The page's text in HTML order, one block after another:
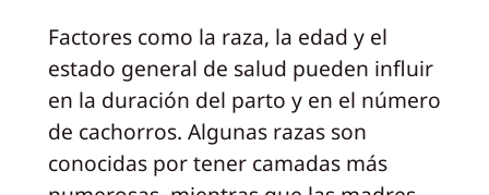
Factores como la raza, la edad y el
estado general de salud pueden influir
en la duración del parto y en el número
de cachorros. Algunas razas son
conocidas por tener camadas más